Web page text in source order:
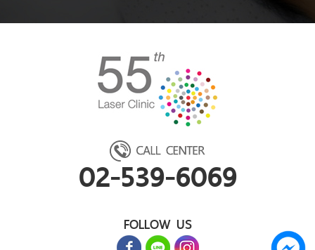
02-539-6069
FOLLOW US